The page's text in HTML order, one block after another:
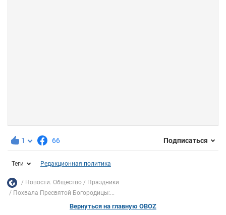
1 66 Подписаться
Теги Редакционная политика
Новости. Общество
Праздники
Похвала Пресвятой Богородицы:...
Вернуться на главную OBOZ